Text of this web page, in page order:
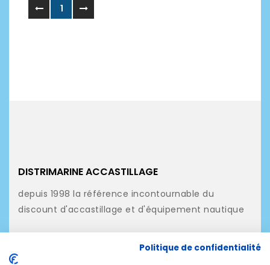
1
DISTRIMARINE ACCASTILLAGE
depuis 1998 la référence incontournable du
discount d'accastillage et d'équipement nautique
NOS PRODUITS
Politique de confidentialité